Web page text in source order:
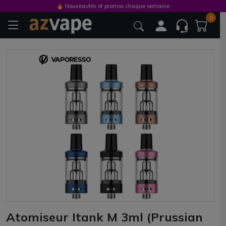
0
Atomiseur Itank M 3ml (Prussian
🔥 Nouveautés et promos chaque semaine